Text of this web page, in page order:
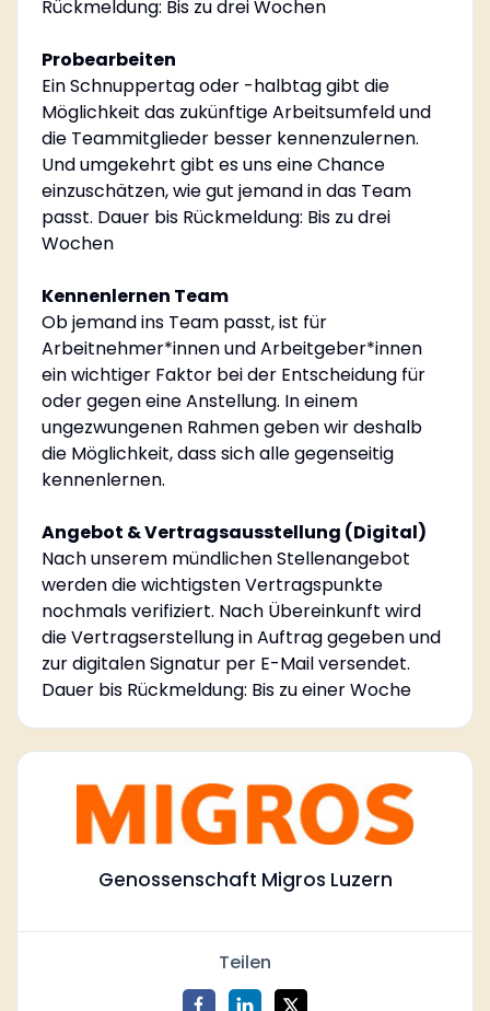
Rückmeldung: Bis zu drei Wochen
Probearbeiten
Ein Schnuppertag oder -halbtag gibt die
Möglichkeit das zukünftige Arbeitsumfeld und
die Teammitglieder besser kennenzulernen.
Und umgekehrt gibt es uns eine Chance
einzuschätzen, wie gut jemand in das Team
passt. Dauer bis Rückmeldung: Bis zu drei
Wochen
Kennenlernen Team
Ob jemand ins Team passt, ist für
Arbeitnehmer*innen und Arbeitgeber*innen
ein wichtiger Faktor bei der Entscheidung für
oder gegen eine Anstellung. In einem
ungezwungenen Rahmen geben wir deshalb
die Möglichkeit, dass sich alle gegenseitig
kennenlernen.
Angebot & Vertragsausstellung (Digital)
Nach unserem mündlichen Stellenangebot
werden die wichtigsten Vertragspunkte
nochmals verifiziert. Nach Übereinkunft wird
die Vertragserstellung in Auftrag gegeben und
zur digitalen Signatur per E-Mail versendet.
Dauer bis Rückmeldung: Bis zu einer Woche
Genossenschaft Migros Luzern
Teilen